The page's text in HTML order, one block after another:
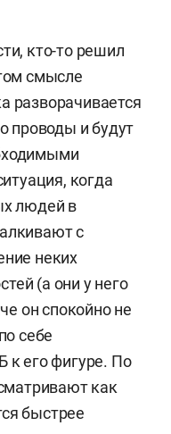
кто-то решил
смысле
разворачивается
проводы и будут
когда
людей в
с
неких
(а они у него
он спокойно не
себе
к его фигуре. По
как
быстрее